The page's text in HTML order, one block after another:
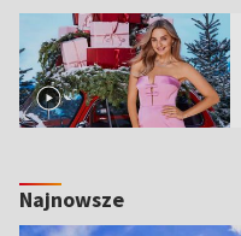
Najnowsze